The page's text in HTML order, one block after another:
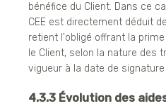
bénéfice du Client. Dans ce
CEE est directement déduit
retient l'obligé offrant la
le Client, selon la nature des
vigueur à la date de
4.3.3 Évolution des